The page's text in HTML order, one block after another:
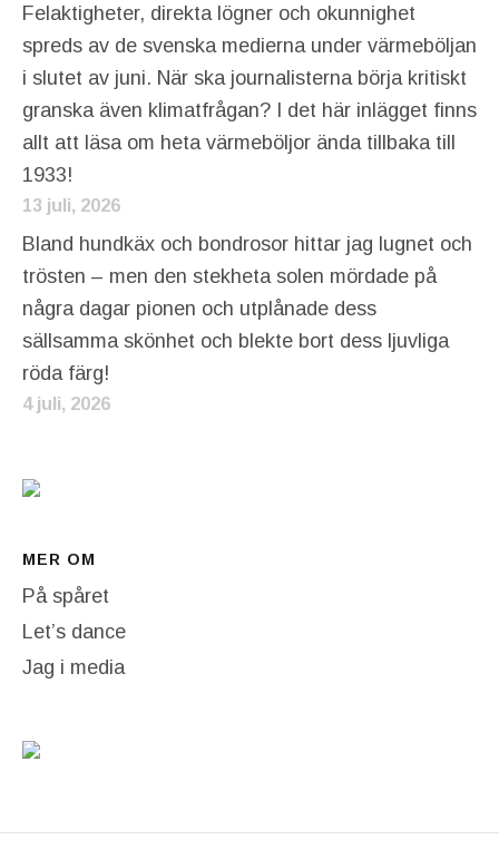
Felaktigheter, direkta lögner och okunnighet
spreds av de svenska medierna under värmeböljan
i slutet av juni. När ska journalisterna börja kritiskt
granska även klimatfrågan? I det här inlägget finns
allt att läsa om heta värmeböljor ända tillbaka till
1933!
13 juli, 2026
Bland hundkäx och bondrosor hittar jag lugnet och
trösten – men den stekheta solen mördade på
några dagar pionen och utplånade dess
sällsamma skönhet och blekte bort dess ljuvliga
röda färg!
4 juli, 2026
MER OM
På spåret
Let’s dance
Jag i media